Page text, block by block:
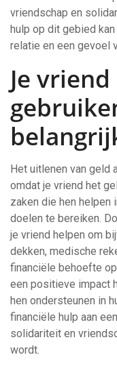
vriendschap en
hulp op dit gebied
relatie en een gevoel
Je
Het uitlenen van geld
omdat je vriend het
zaken die hen helpen
doelen te bereiken.
je vriend helpen om
dekken, medische
financiële behoefte
een positieve impact
hen ondersteunen in
financiële hulp aan
solidariteit en
wordt.